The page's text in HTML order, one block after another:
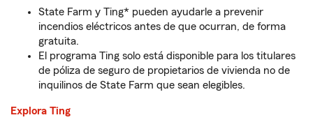
State Farm y Ting* pueden ayudarle a prevenir
incendios eléctricos antes de que ocurran, de forma
gratuita.
El programa Ting solo está disponible para los titulares
de póliza de seguro de propietarios de vivienda no de
inquilinos de State Farm que sean elegibles.
Explora Ting